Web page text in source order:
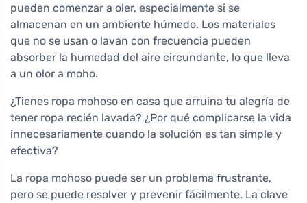
pueden comenzar a oler, especialmente si se
almacenan en un ambiente húmedo. Los materiales
que no se usan o lavan con frecuencia pueden
absorber la humedad del aire circundante, lo que lleva
a un olor a moho.
¿Tienes ropa mohoso en casa que arruina tu alegría de
tener ropa recién lavada? ¿Por qué complicarse la vida
innecesariamente cuando la solución es tan simple y
efectiva?
La ropa mohoso puede ser un problema frustrante,
pero se puede resolver y prevenir fácilmente. La clave